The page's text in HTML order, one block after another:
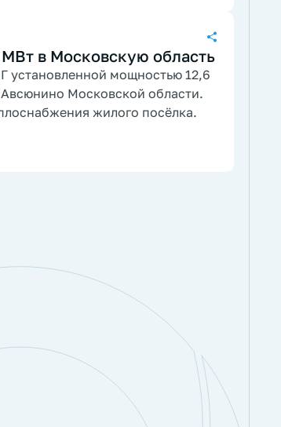
в Московскую область
мощностью 12,6
Московской области.
жилого посёлка.